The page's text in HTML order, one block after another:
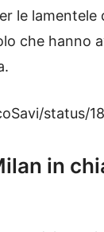
le
che hanno
status/
in